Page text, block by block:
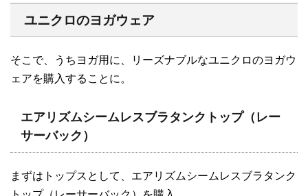
ユニクロのヨガウェア
そこで、うちヨガ用に、リーズナブルなユニクロのヨガウ
ェアを購入することに。
エアリズムシームレスブラタンクトップ（レー
サーバック）
まずはトップスとして、エアリズムシームレスブラタンク